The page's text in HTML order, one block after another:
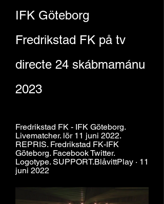
IFK Göteborg
Fredrikstad FK på tv
directe 24 skábmamánu
2023
Fredrikstad FK - IFK Göteborg.
Livematcher. lör 11 juni 2022.
REPRIS. Fredrikstad FK-IFK
Göteborg. Facebook Twitter.
Logotype. SUPPORT.BlåvittPlay · 11
juni 2022